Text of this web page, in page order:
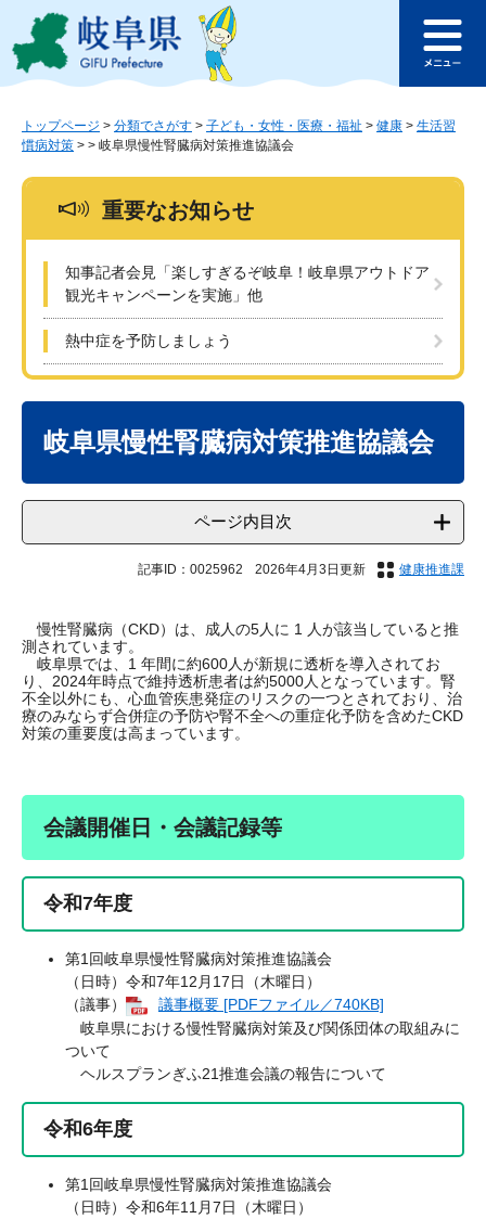
ジ
ュ
このページの本文へ
ュ
トップページ > 分類でさがす > 子ども・女性・医療・福祉 > 健康 > 生活習
慣病対策 > > 岐阜県慢性腎臓病対策推進協議会
重要なお知らせ
知事記者会見「楽しすぎるぞ岐阜！岐阜県アウトドア
観光キャンペーンを実施」他
熱中症を予防しましょう
岐阜県慢性腎臓病対策推進協議会
ページ内目次
記事ID：0025962 2026年4月3日更新 健康推進課
慢性腎臓病（CKD）は、成人の5人に 1 人が該当していると推
測されています。
岐阜県では、1 年間に約600人が新規に透析を導入されてお
り、2024年時点で維持透析患者は約5000人となっています。腎
不全以外にも、心血管疾患発症のリスクの一つとされており、治
療のみならず合併症の予防や腎不全への重症化予防を含めたCKD
対策の重要度は高まっています。
会議開催日・会議記録等
令和7年度
第1回岐阜県慢性腎臓病対策推進協議会
（日時）令和7年12月17日（木曜日）
（議事）
議事概要 [PDFファイル／740KB]
岐阜県における慢性腎臓病対策及び関係団体の取組みに
ついて
ヘルスプランぎふ21推進会議の報告について
令和6年度
第1回岐阜県慢性腎臓病対策推進協議会
（日時）令和6年11月7日（木曜日）